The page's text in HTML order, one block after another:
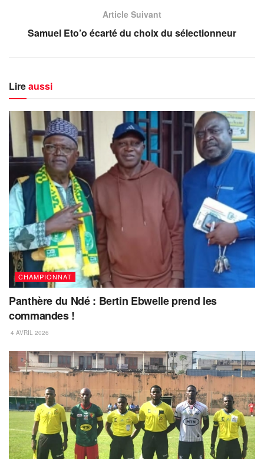
Article Suivant
Samuel Eto’o écarté du choix du sélectionneur
Lireaussi
CHAMPIONNAT
Panthère du Ndé : Bertin Ebwelle prend les
commandes !
4 AVRIL 2026